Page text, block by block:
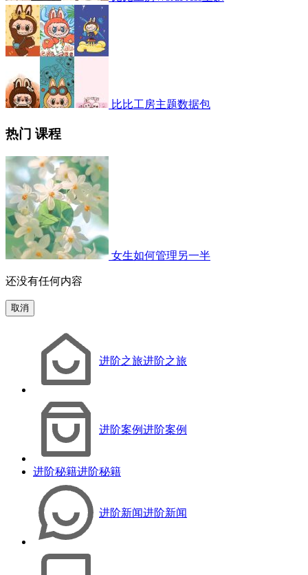
比比工房主题数据包
热门 课程
女生如何管理另一半
还没有任何内容
取消
进阶之旅进阶之旅
进阶案例进阶案例
进阶秘籍进阶秘籍
进阶新闻进阶新闻